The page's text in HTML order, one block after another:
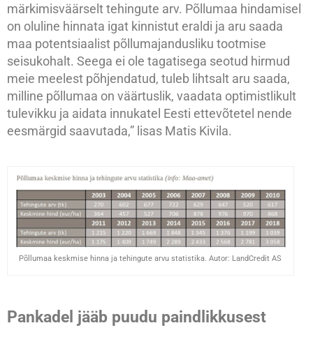
märkimisväärselt tehingute arv. Põllumaa hindamisel
on oluline hinnata igat kinnistut eraldi ja aru saada
maa potentsiaalist põllumajandusliku tootmise
seisukohalt. Seega ei ole tagatisega seotud hirmud
meie meelest põhjendatud, tuleb lihtsalt aru saada,
milline põllumaa on väärtuslik, vaadata optimistlikult
tulevikku ja aidata innukatel Eesti ettevõtetel nende
eesmärgid saavutada,” lisas Matis Kivila.
Põllumaa keskmise hinna ja tehingute arvu statistika. Autor: LandCredit AS
Pankadel jääb puudu paindlikkusest